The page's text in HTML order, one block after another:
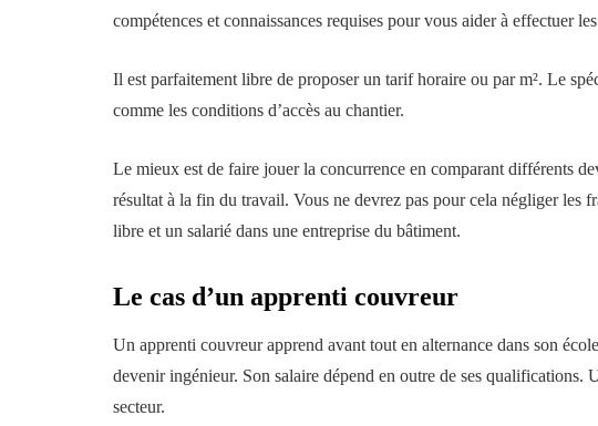
compétences et connaissances requises pour vous aider à effectuer
Il est parfaitement libre de proposer un tarif horaire ou par m². Le
comme les conditions d’accès au chantier.
Le mieux est de faire jouer la concurrence en comparant différents
résultat à la fin du travail. Vous ne devrez pas pour cela négliger les
libre et un salarié dans une entreprise du bâtiment.
Le cas d’un apprenti couvreur
Un apprenti couvreur apprend avant tout en alternance dans son
devenir ingénieur. Son salaire dépend en outre de ses qualifications.
secteur.